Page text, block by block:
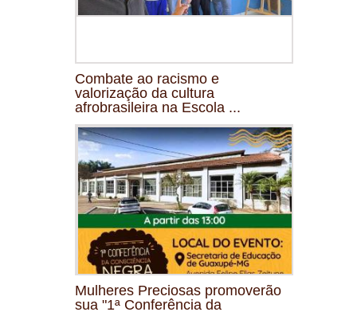
Combate ao racismo e
valorização da cultura
afrobrasileira na Escola ...
Mulheres Preciosas promoverão
sua "1ª Conferência da